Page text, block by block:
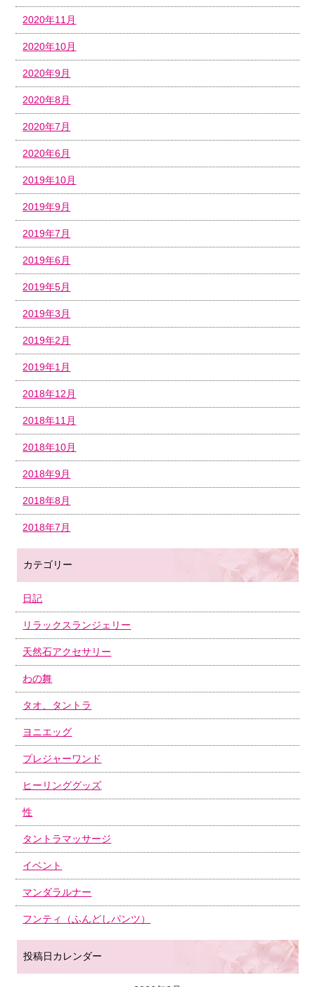
2020年11月
2020年10月
2020年9月
2020年8月
2020年7月
2020年6月
2019年10月
2019年9月
2019年7月
2019年6月
2019年5月
2019年3月
2019年2月
2019年1月
2018年12月
2018年11月
2018年10月
2018年9月
2018年8月
2018年7月
カテゴリー
日記
リラックスランジェリー
天然石アクセサリー
わの舞
タオ、タントラ
ヨニエッグ
プレジャーワンド
ヒーリンググッズ
性
タントラマッサージ
イベント
マンダラルナー
フンティ（ふんどしパンツ）
投稿日カレンダー